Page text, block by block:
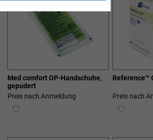
Med comfort OP-Handschuhe,
gepudert
Preis nach Anmeldung
ZUR
Reference™
Preis nach
ZUR